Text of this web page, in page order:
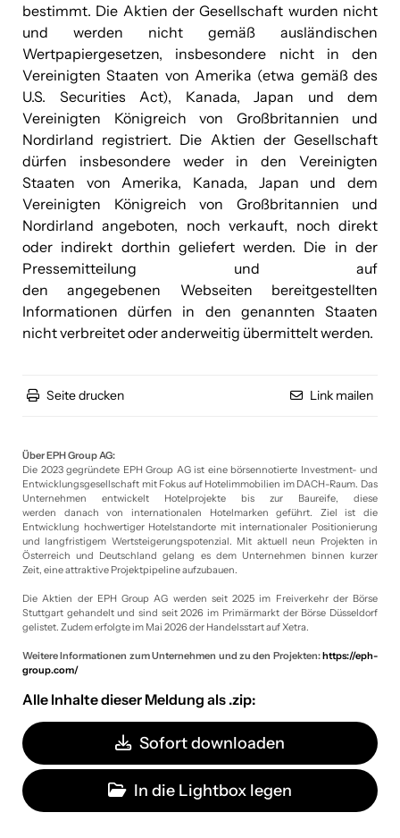
bestimmt. Die Aktien der Gesellschaft wurden nicht
und werden nicht gemäß ausländischen
Wertpapiergesetzen, insbesondere nicht in den
Vereinigten Staaten von Amerika (etwa gemäß des
U.S. Securities Act), Kanada, Japan und dem
Vereinigten Königreich von Großbritannien und
Nordirland registriert. Die Aktien der Gesellschaft
dürfen insbesondere weder in den Vereinigten
Staaten von Amerika, Kanada, Japan und dem
Vereinigten Königreich von Großbritannien und
Nordirland angeboten, noch verkauft, noch direkt
oder indirekt dorthin geliefert werden. Die in der
Pressemitteilung und auf
den angegebenen Webseiten bereitgestellten
Informationen dürfen in den genannten Staaten
nicht verbreitet oder anderweitig übermittelt werden.
Seite drucken Link mailen
Über EPH Group AG:
Die 2023 gegründete EPH Group AG ist eine börsennotierte Investment- und
Entwicklungsgesellschaft mit Fokus auf Hotelimmobilien im DACH-Raum. Das
Unternehmen entwickelt Hotelprojekte bis zur Baureife, diese
werden danach von internationalen Hotelmarken geführt. Ziel ist die
Entwicklung hochwertiger Hotelstandorte mit internationaler Positionierung
und langfristigem Wertsteigerungspotenzial. Mit aktuell neun Projekten in
Österreich und Deutschland gelang es dem Unternehmen binnen kurzer
Zeit, eine attraktive Projektpipeline aufzubauen.
Die Aktien der EPH Group AG werden seit 2025 im Freiverkehr der Börse
Stuttgart gehandelt und sind seit 2026 im Primärmarkt der Börse Düsseldorf
gelistet. Zudem erfolgte im Mai 2026 der Handelsstart auf Xetra.
Weitere Informationen zum Unternehmen und zu den Projekten:https://eph-
group.com/
Alle Inhalte dieser Meldung als .zip:
Sofort downloaden
In die Lightbox legen